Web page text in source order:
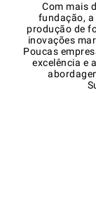
Com mais
fundação, a
produção de
inovações
Poucas
excelência e